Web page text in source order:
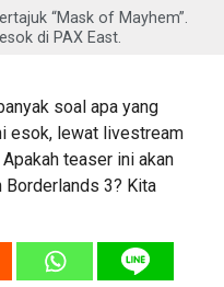
“Mask of Mayhem”.
di PAX East.
soal apa yang
esok, lewat livestream
teaser ini akan
Borderlands 3? Kita